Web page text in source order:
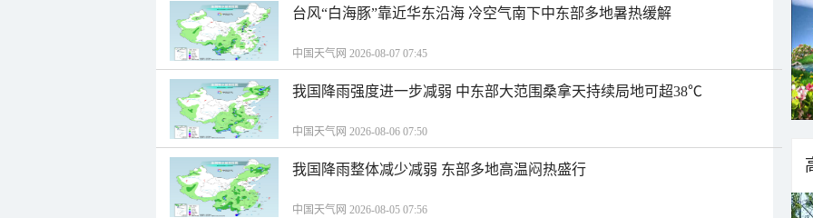
台风“白海豚”靠近华东沿海 冷空气南下中东部多地暑热缓解
中国天气网 2026-08-07 07:45
我国降雨强度进一步减弱 中东部大范围桑拿天持续局地可超38℃
中国天气网 2026-08-06 07:50
我国降雨整体减少减弱 东部多地高温闷热盛行
中国天气网 2026-08-05 07:56